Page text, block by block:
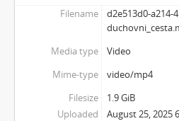
Filename
d2e513d0-a214-
Media type
Video
Mime-type
video/mp4
Filesize
1.9 GiB
Uploaded
August 25, 2025